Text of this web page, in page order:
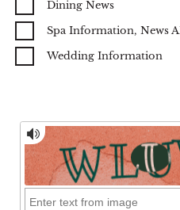
Dining News
Spa Information, News
Wedding Information